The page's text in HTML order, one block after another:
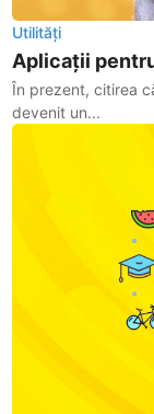
Utilități
Aplicații
În prezent, citirea
devenit un...